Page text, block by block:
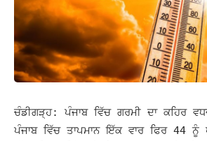
ਚੰਡੀਗੜ੍ਹ: ਪੰਜਾਬ ਵਿੱਚ ਗਰਮੀ ਦਾ ਕਹਿਰ
ਪੰਜਾਬ ਵਿੱਚ ਤਾਪਮਾਨ ਇੱਕ ਵਾਰ ਫਿਰ 44